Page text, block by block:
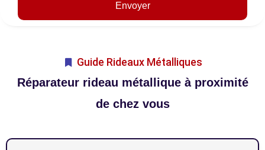
Envoyer
Guide Rideaux Métalliques
Réparateur rideau métallique à proximité
de chez vous